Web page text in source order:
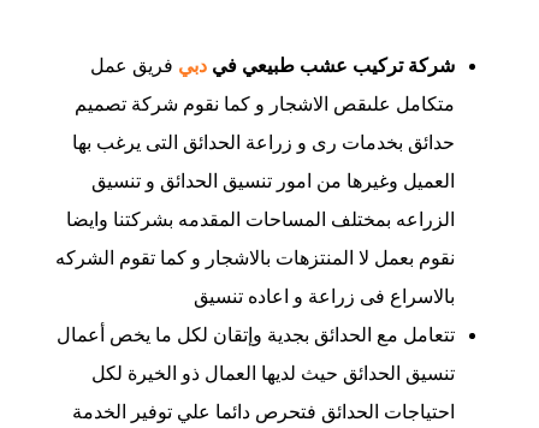
شركة تركيب عشب طبيعي في دبي فريق عمل
متكامل علىقص الاشجار و كما نقوم شركة تصميم
حدائق بخدمات رى و زراعة الحدائق التى يرغب بها
العميل وغيرها من امور تنسيق الحدائق و تنسيق
الزراعه بمختلف المساحات المقدمه بشركتنا وايضا
نقوم بعمل لا المنتزهات بالاشجار و كما تقوم الشركه
بالاسراع فى زراعة و اعاده تنسيق
تتعامل مع الحدائق بجدية وإتقان لكل ما يخص أعمال
تنسيق الحدائق حيث لديها العمال ذو الخيرة لكل
احتياجات الحدائق فتحرص دائما علي توفير الخدمة